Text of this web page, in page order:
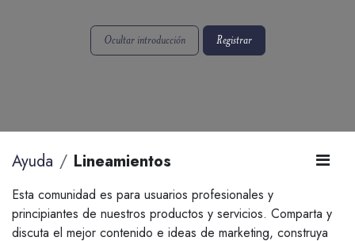
Ocultar introducción Registrar
Ayuda Lineamientos
Esta comunidad es para usuarios profesionales y
principiantes de nuestros productos y servicios. Comparta y
discuta el mejor contenido e ideas de marketing, construya